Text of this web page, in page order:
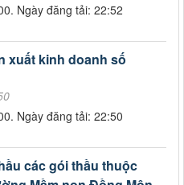
Ngày đăng tải: 22:52
xuất kinh doanh số
Ngày đăng tải: 22:50
các gói thầu thuộc